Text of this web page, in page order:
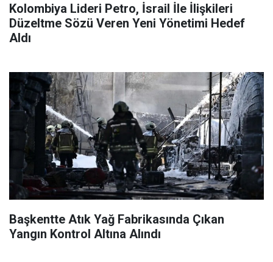
Kolombiya Lideri Petro, İsrail İle İlişkileri
Düzeltme Sözü Veren Yeni Yönetimi Hedef
Aldı
Başkentte Atık Yağ Fabrikasında Çıkan
Yangın Kontrol Altına Alındı